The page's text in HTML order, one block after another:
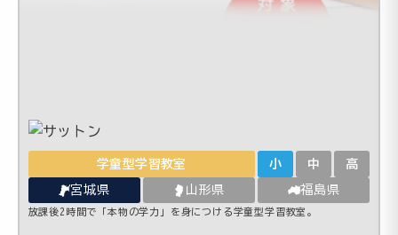
学童型学習教室 小 中 高
宮城県 山形県 福島県
放課後2時間で「本物の学力」を身につける学童型学習教室。